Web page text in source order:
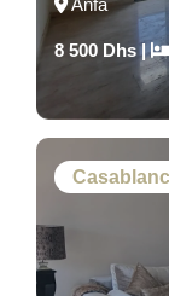
Anfa
8 500 Dhs |